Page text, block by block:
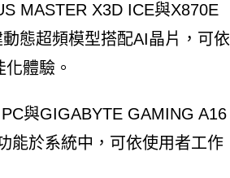
MASTER X3D ICE與X870E
態超頻模型搭配AI晶片，可依
體驗。
與GIGABYTE GAMING A16
能於系統中，可依使用者工作